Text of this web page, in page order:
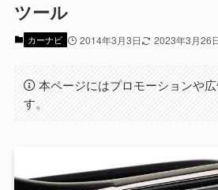
ツール
カーナビ 2014年3月3日 2023年3月26
本ページにはプロモーションや
す。